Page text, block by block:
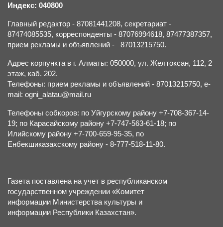
Индекс: 040800
Главный редактор - 87081441208, секретариат -
87474085535, корреспонденты - 87076994618, 87477387357,
прием рекламы и объявлений - 87013215750.
Адрес корпункта в г. Алматы: 050000, ул. Желтоксан, 112, 2
этаж, каб. 202.
Телефоны: прием рекламы и объявлений - 87013215750, e-
mail: ogni_alatau@mail.ru
Телефоны собкоров: по Уйгурскому району +7-708-367-14-
19; по Карасайскому району +7-747-563-61-18; по
Илийскому району +7-700-659-95-35, по
Енбекшиказахскому району - 8-777-518-11-80.
Газета поставлена на учет в республиканском
государственном учреждении «Комитет
информации Министерства культуры и
информации Республики Казахстан».